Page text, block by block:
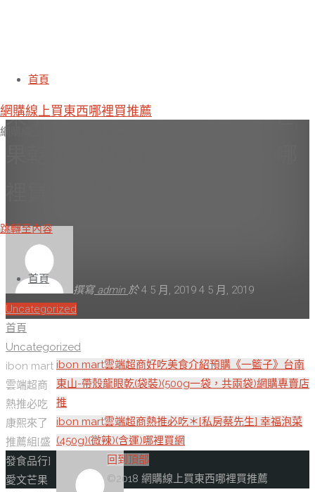
首頁
網購線上買東西哪裡買推薦
網購線上買東西哪裡買推薦
跳轉至內容
首頁
ibon mart雲端超商熱推必吃康熙
來了推薦組[盛發食品行] 愛文芒
撰寫 admin 於 4 5 月, 2019 4 5 月, 2019
Uncategorized
首頁
Uncategorized
ibon mart
雲端超商
熱推必吃
康熙來了
推薦組[盛
發食品行]
愛文芒果
ibon mart雲端超商好吃美食介紹預購《一籃子》台南
東山-帶殼龍眼乾(袋裝)(500g一袋，共兩袋)網購專賣店
推
ibon mart雲端超商熱推必吃＊[私房蔡先生] 幸福泡菜
(450g)(微辣)(含運)哪裡買網
回到頂部
©2018 網購線上買東西哪裡買推薦